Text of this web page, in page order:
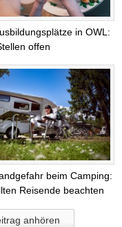
in OWL:
offen
beim Camping:
Reisende beachten
anhören